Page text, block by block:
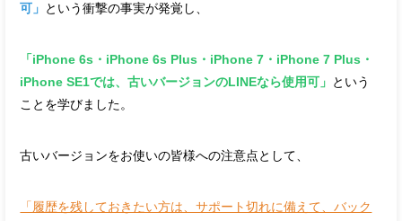
可」 という衝撃の事実が発覚し、
「iPhone 6s・iPhone 6s Plus・iPhone 7・iPhone 7 Plus・
iPhone SE1では、古いバージョンのLINEなら使用可」 という
ことを学びました。
古いバージョンをお使いの皆様への注意点として、
「履歴を残しておきたい方は、サポート切れに備えて、バック